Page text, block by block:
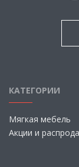
КАТЕГОРИИ
Мягкая мебель
Акции и